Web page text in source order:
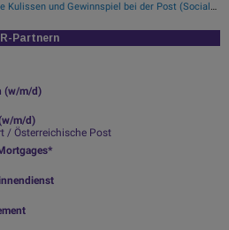
Verbund gewährt Blick hinter die Kulissen und Gewinnspiel bei der Post (Social Feeds Extended)
Partnern
(w/m/d)
m/d)
/ Österreichische Post